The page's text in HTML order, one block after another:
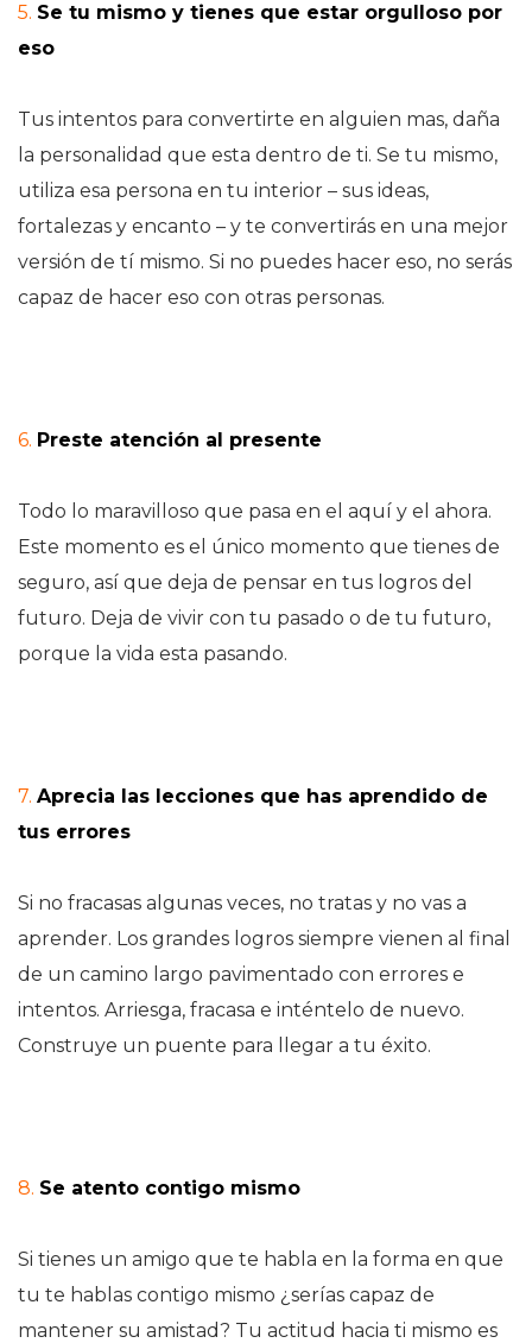
5. Se tu mismo y tienes que estar orgulloso por
eso
Tus intentos para convertirte en alguien mas, daña
la personalidad que esta dentro de ti. Se tu mismo,
utiliza esa persona en tu interior – sus ideas,
fortalezas y encanto – y te convertirás en una mejor
versión de tí mismo. Si no puedes hacer eso, no serás
capaz de hacer eso con otras personas.
6. Preste atención al presente
Todo lo maravilloso que pasa en el aquí y el ahora.
Este momento es el único momento que tienes de
seguro, así que deja de pensar en tus logros del
futuro. Deja de vivir con tu pasado o de tu futuro,
porque la vida esta pasando.
7. Aprecia las lecciones que has aprendido de
tus errores
Si no fracasas algunas veces, no tratas y no vas a
aprender. Los grandes logros siempre vienen al final
de un camino largo pavimentado con errores e
intentos. Arriesga, fracasa e inténtelo de nuevo.
Construye un puente para llegar a tu éxito.
8. Se atento contigo mismo
Si tienes un amigo que te habla en la forma en que
tu te hablas contigo mismo ¿serías capaz de
mantener su amistad? Tu actitud hacia ti mismo es